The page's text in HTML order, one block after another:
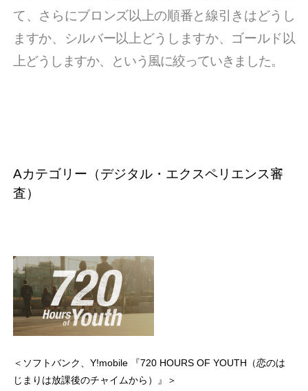
て、さらにブロンズ以上の順番と線引きはどうし
ますか、シルバー以上どうしますか、ゴールド以
上どうしますか、という風に絞っていきました。
Aカテゴリー（デジタル・エクスペリエンス審
査）
＜ソフトバンク、Y!mobile 『720 HOURS OF YOUTH（恋のは
じまりは放課後のチャイムから）』＞